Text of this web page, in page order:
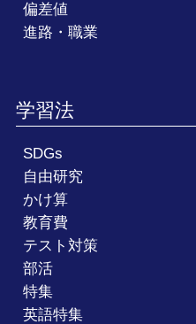
偏差値
進路・職業
学習法
SDGs
自由研究
かけ算
教育費
テスト対策
部活
特集
英語特集